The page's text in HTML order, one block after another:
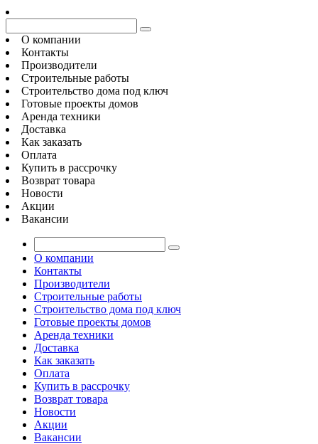
О компании
Контакты
Производители
Строительные работы
Строительство дома под ключ
Готовые проекты домов
Аренда техники
Доставка
Как заказать
Оплата
Купить в рассрочку
Возврат товара
Новости
Акции
Вакансии
О компании
Контакты
Производители
Строительные работы
Строительство дома под ключ
Готовые проекты домов
Аренда техники
Доставка
Как заказать
Оплата
Купить в рассрочку
Возврат товара
Новости
Акции
Вакансии